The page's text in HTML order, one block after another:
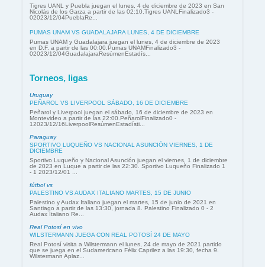
Tigres UANL y Puebla juegan el lunes, 4 de diciembre de 2023 en San
Nicolás de los Garza a partir de las 02:10.Tigres UANLFinalizado3 -
02023/12/04PueblaRe...
PUMAS UNAM VS GUADALAJARA LUNES, 4 DE DICIEMBRE
Pumas UNAM y Guadalajara juegan el lunes, 4 de diciembre de 2023
en D.F. a partir de las 00:00.Pumas UNAMFinalizado3 -
02023/12/04GuadalajaraResúmenEstadís...
Torneos, ligas
Uruguay
PEÑAROL VS LIVERPOOL SÁBADO, 16 DE DICIEMBRE
Peñarol y Liverpool juegan el sábado, 16 de diciembre de 2023 en
Montevideo a partir de las 22:00.PeñarolFinalizado0 -
12023/12/16LiverpoolResúmenEstadísti...
Paraguay
SPORTIVO LUQUEÑO VS NACIONAL ASUNCIÓN VIERNES, 1 DE
DICIEMBRE
Sportivo Luqueño y Nacional Asunción juegan el viernes, 1 de diciembre
de 2023 en Luque a partir de las 22:30. Sportivo Luqueño Finalizado 1
- 1 2023/12/01 ...
fútbol vs
PALESTINO VS AUDAX ITALIANO MARTES, 15 DE JUNIO
Palestino y Audax Italiano juegan el martes, 15 de junio de 2021 en
Santiago a partir de las 13:30, jornada 8. Palestino Finalizado 0 - 2
Audax Italiano Re...
Real Potosí en vivo
WILSTERMANN JUEGA CON REAL POTOSÍ 24 DE MAYO
Real Potosí visita a Wilstermann el lunes, 24 de mayo de 2021 partido
que se juega en el Sudamericano Félix Caprilez a las 19:30, fecha 9.
Wilstermann Aplaz...